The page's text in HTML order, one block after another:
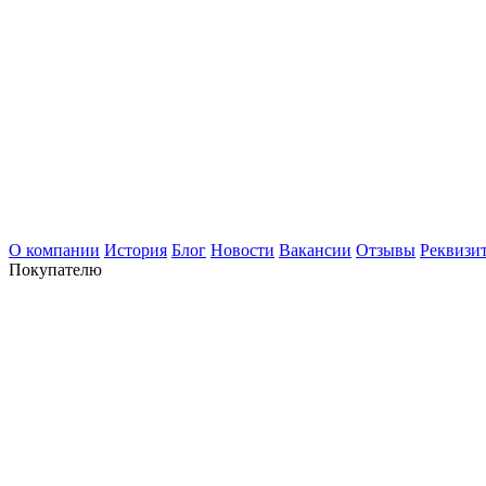
О компании История Блог Новости Вакансии Отзывы
Покупателю